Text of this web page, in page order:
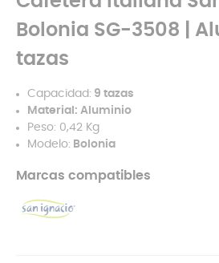
Bolonia SG-3508 |
tazas
Capacidad: 9 tazas
Material: Aluminio
Peso: 0,42 Kg
Modelo: Bolonia
Marcas compatibles